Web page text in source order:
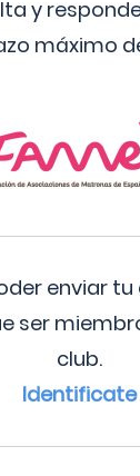
y
máximo
enviar
ser miembro
club.
Identificate